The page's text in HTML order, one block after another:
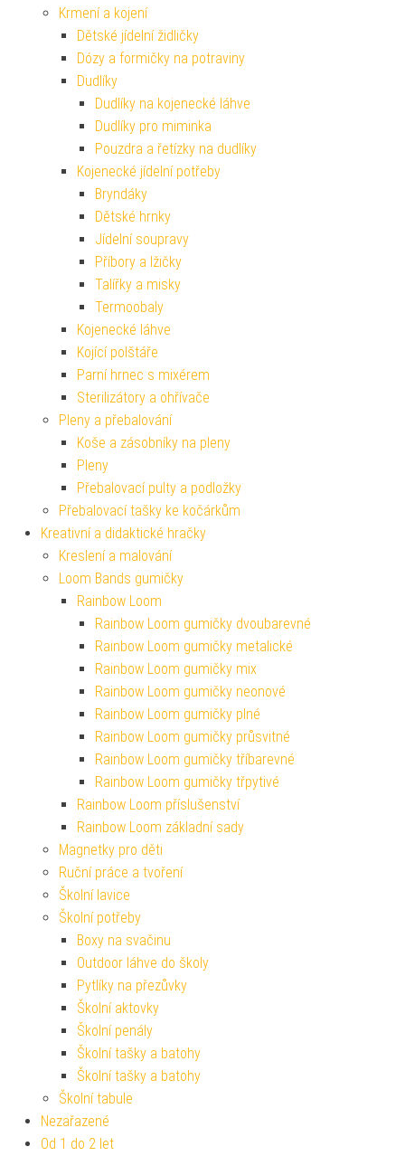
Krmení a kojení
Dětské jídelní židličky
Dózy a formičky na potraviny
Dudlíky
Dudlíky na kojenecké láhve
Dudlíky pro miminka
Pouzdra a řetízky na dudlíky
Kojenecké jídelní potřeby
Bryndáky
Dětské hrnky
Jídelní soupravy
Příbory a lžičky
Talířky a misky
Termoobaly
Kojenecké láhve
Kojící polštáře
Parní hrnec s mixérem
Sterilizátory a ohřívače
Pleny a přebalování
Koše a zásobníky na pleny
Pleny
Přebalovací pulty a podložky
Přebalovací tašky ke kočárkům
Kreativní a didaktické hračky
Kreslení a malování
Loom Bands gumičky
Rainbow Loom
Rainbow Loom gumičky dvoubarevné
Rainbow Loom gumičky metalické
Rainbow Loom gumičky mix
Rainbow Loom gumičky neonové
Rainbow Loom gumičky plné
Rainbow Loom gumičky průsvitné
Rainbow Loom gumičky tříbarevné
Rainbow Loom gumičky třpytivé
Rainbow Loom příslušenství
Rainbow Loom základní sady
Magnetky pro děti
Ruční práce a tvoření
Školní lavice
Školní potřeby
Boxy na svačinu
Outdoor láhve do školy
Pytlíky na přezůvky
Školní aktovky
Školní penály
Školní tašky a batohy
Školní tašky a batohy
Školní tabule
Nezařazené
Od 1 do 2 let